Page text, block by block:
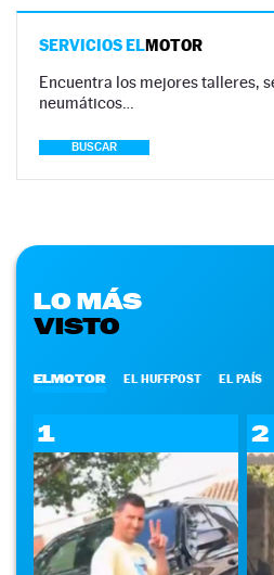
SERVICIOS ELMOTOR
Encuentra los mejores talleres,
neumáticos…
BUSCAR
LO MÁS
VISTO
ELMOTOR EL HUFFPOST EL PAÍS
1 2